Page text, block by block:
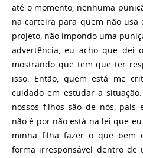
até o momento, nenhuma
na carteira para quem não usa
projeto, não impondo uma
advertência, eu acho que dei
mostrando que tem que ter
isso. Então, quem está me
cuidado em estudar a
nossos filhos são de nós, pais
não é por não está na lei que
minha filha fazer o que bem
forma irresponsável dentro de